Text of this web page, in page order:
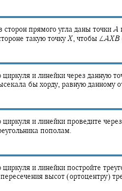
сторон прямого угла даны точки A
такую точкуX, чтобы ∠AXB
и линейки через данную
бы хорду, равную данному
и линейки проведите
пополам.
и линейки постройте
высот (ортоцентру)